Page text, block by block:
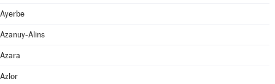
Ayerbe
Azanuy-Alins
Azara
Azlor